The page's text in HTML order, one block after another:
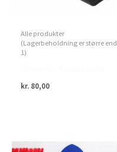
Alle produkter
(Lagerbeholdning er større end
1)
kr. 80,00